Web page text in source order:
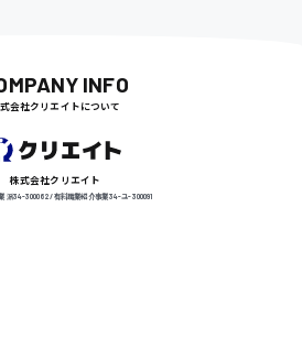
INFO
会社クリエイトについて
株式会社クリエイト
派34-300062 / 有料職業紹介事業 34-ユ-300091